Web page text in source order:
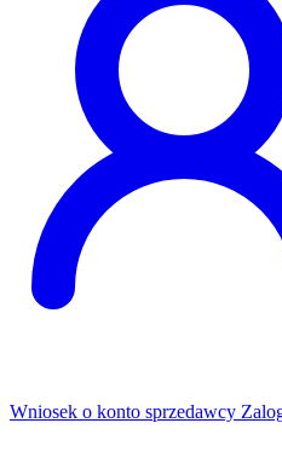
Wniosek o konto sprzedawcy